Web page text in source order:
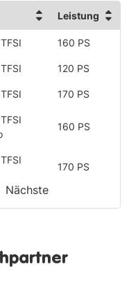
Leistung
160 PS
120 PS
170 PS
160 PS
170 PS
TDI DPF
Nächste